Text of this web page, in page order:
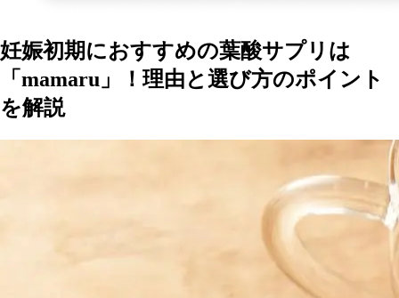
妊娠初期におすすめの葉酸サプリは
「mamaru」！理由と選び方のポイント
を解説